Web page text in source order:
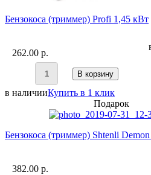
Бензокоса (триммер) Profi 1,45 кВт
262.00 p.
В корзину
в наличииКупить в 1 клик
Подарок
Бензокоса (триммер) Shtenli
382.00 p.